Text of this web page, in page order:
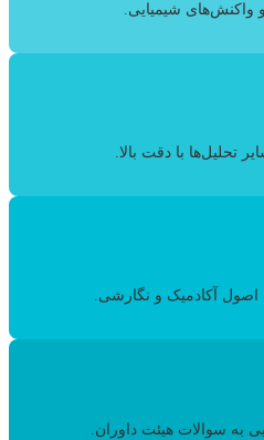
واکنش‌های شیمیایی.
تحلیل‌ها با دقت بالا.
اصول آکادمیک و نگارشی.
به سوالات هیئت داوران.